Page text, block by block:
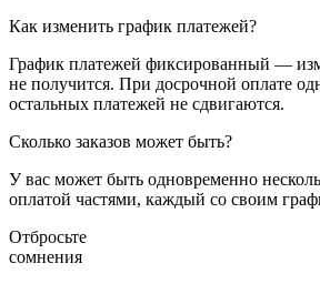
Как изменить график платежей?
График платежей фиксированный —
не получится. При досрочной оплате
остальных платежей не сдвигаются.
Сколько заказов может быть?
У вас может быть одновременно
оплатой частями, каждый со своим
Отбросьте
сомнения